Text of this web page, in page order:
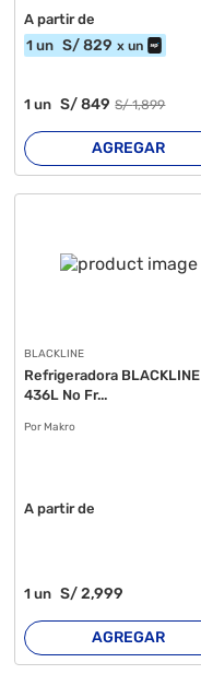
A partir de
1 un S/829 xun
1un S/849 S/1,899
AGREGAR
BLACKLINE
Refrigeradora BLACKLINE
436L No Fr...
Por Makro
A partir de
1un S/2,999
AGREGAR